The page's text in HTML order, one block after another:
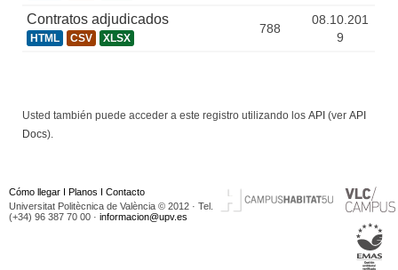
Contratos adjudicados
HTML CSV XLSX
788
08.10.201
9
Usted también puede acceder a este registro utilizando los API (ver API
Docs).
Cómo llegar I Planos I Contacto
Universitat Politècnica de València © 2012 · Tel.
(+34) 96 387 70 00 · informacion@upv.es